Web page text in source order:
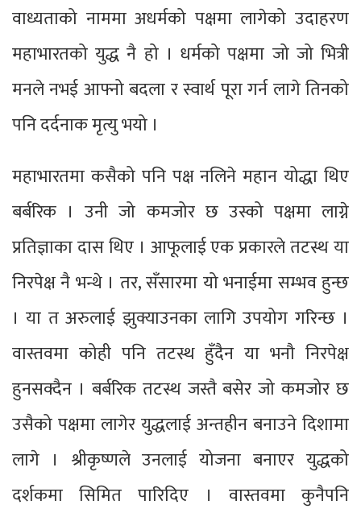
वाध्यताको नाममा अधर्मको पक्षमा लागेको उदाहरण
महाभारतको युद्ध नै हो । धर्मको पक्षमा जो जो भित्री
मनले नभई आफ्नो बदला र स्वार्थ पूरा गर्न लागे तिनको
पनि दर्दनाक मृत्यु भयो ।
महाभारतमा कसैको पनि पक्ष नलिने महान योद्धा थिए
बर्बरिक । उनी जो कमजोर छ उस्को पक्षमा लाग्ने
प्रतिज्ञाका दास थिए । आफूलाई एक प्रकारले तटस्थ या
निरपेक्ष नै भन्थे । तर, सँसारमा यो भनाईमा सम्भव हुन्छ
। या त अरुलाई झुक्याउनका लागि उपयोग गरिन्छ ।
वास्तवमा कोही पनि तटस्थ हुँदैन या भनौ निरपेक्ष
हुनसक्दैन । बर्बरिक तटस्थ जस्तै बसेर जो कमजोर छ
उसैको पक्षमा लागेर युद्धलाई अन्तहीन बनाउने दिशामा
लागे । श्रीकृष्णले उनलाई योजना बनाएर युद्धको
दर्शकमा सिमित पारिदिए । वास्तवमा कुनैपनि